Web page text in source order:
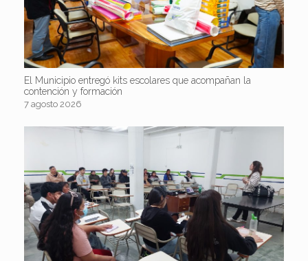
El Municipio entregó kits escolares que acompañan la
contención y formación
7 agosto 2026